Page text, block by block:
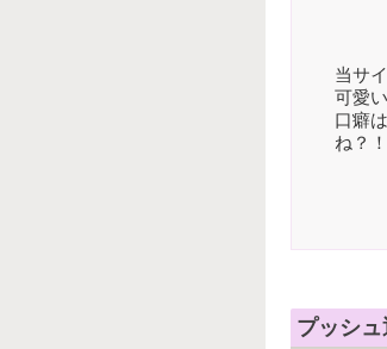
当サ
可愛
口癖
ね？！
プッシ